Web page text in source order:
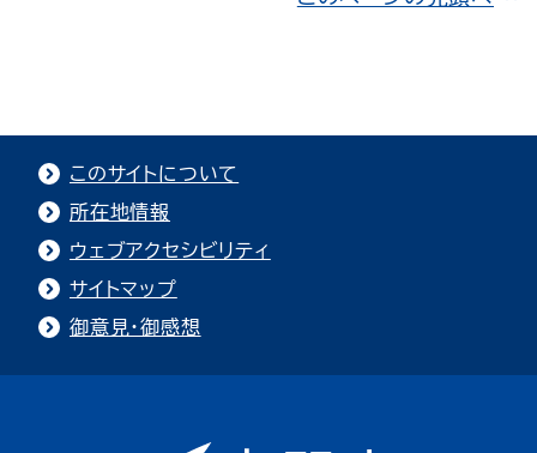
このサイトについて
所在地情報
ウェブアクセシビリティ
サイトマップ
御意見・御感想